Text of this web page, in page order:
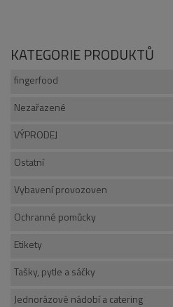
KATEGORIE PRODUKTŮ
fingerfood
Nezařazené
VÝPRODEJ
Ostatní
Vybavení provozoven
Ochranné pomůcky
Etikety
Tašky, pytle a sáčky
Jednorázové nádobí a catering